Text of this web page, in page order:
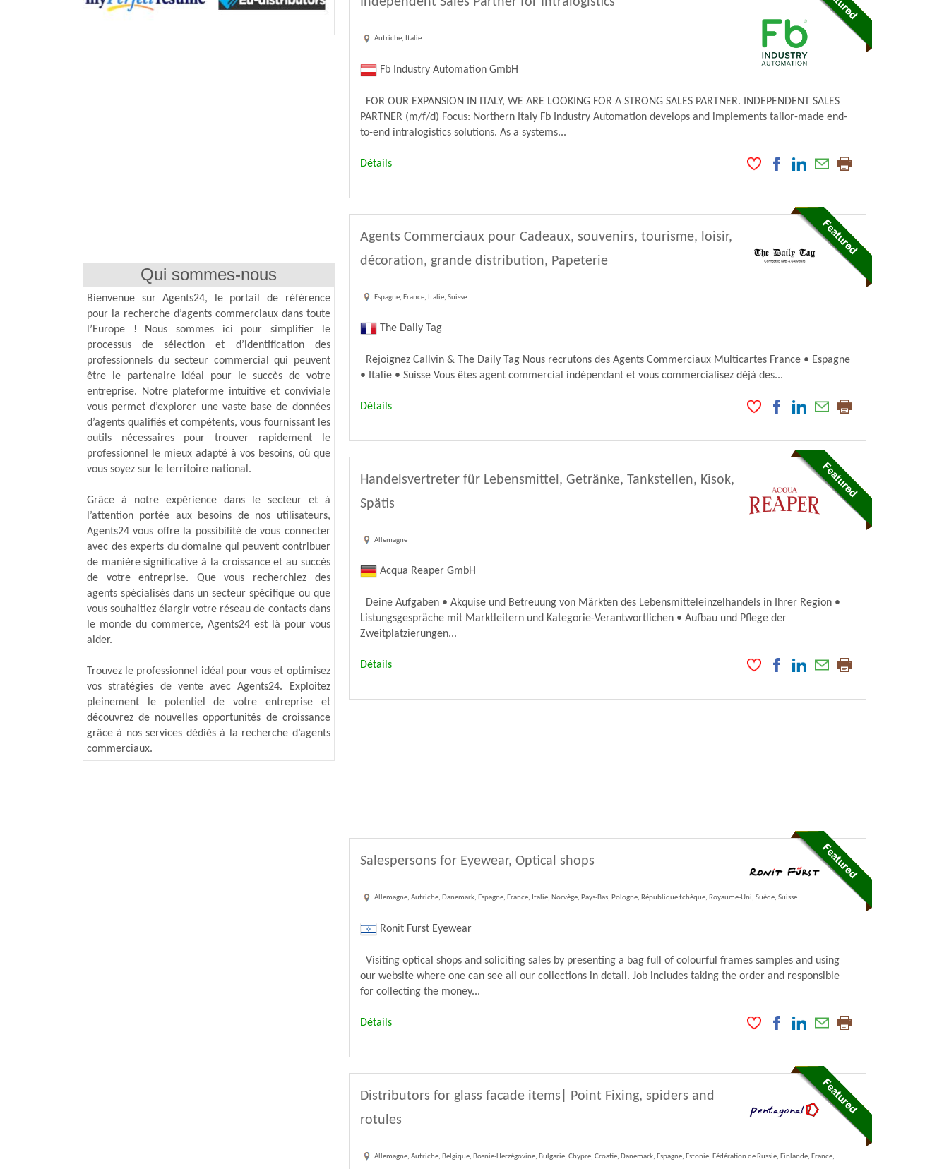
Autriche, Italie
Fb Industry Automation GmbH
FOR OUR EXPANSION IN ITALY, WE ARE LOOKING FOR A STRONG SALES PARTNER. INDEPENDENT SALES
PARTNER (m/f/d) Focus: Northern Italy Fb Industry Automation develops and implements tailor-made end-
to-end intralogistics solutions. As a systems...
Détails
Agents Commerciaux pour Cadeaux, souvenirs, tourisme, loisir,
décoration, grande distribution, Papeterie
Espagne, France, Italie, Suisse
The Daily Tag
Rejoignez Callvin & The Daily Tag Nous recrutons des Agents Commerciaux Multicartes France • Espagne
• Italie • Suisse Vous êtes agent commercial indépendant et vous commercialisez déjà des...
Détails
Handelsvertreter für Lebensmittel, Getränke, Tankstellen, Kisok,
Spätis
Allemagne
Acqua Reaper GmbH
Deine Aufgaben • Akquise und Betreuung von Märkten des Lebensmitteleinzelhandels in Ihrer Region •
Listungsgespräche mit Marktleitern und Kategorie-Verantwortlichen • Aufbau und Pflege der
Zweitplatzierungen...
Détails
Salespersons for Eyewear, Optical shops
Allemagne, Autriche, Danemark, Espagne, France, Italie, Norvège, Pays-Bas, Pologne, République tchèque, Royaume-Uni, Suède, Suisse
Ronit Furst Eyewear
Visiting optical shops and soliciting sales by presenting a bag full of colourful frames samples and using
our website where one can see all our collections in detail. Job includes taking the order and responsible
for collecting the money...
Détails
Distributors for glass facade items| Point Fixing, spiders and
rotules
Allemagne, Autriche, Belgique, Bosnie-Herzégovine, Bulgarie, Chypre, Croatie, Danemark, Espagne, Estonie, Fédération de Russie, Finlande, France,
Qui sommes-nous
Bienvenue sur Agents24, le portail de référence
pour la recherche d’agents commerciaux dans toute
l’Europe ! Nous sommes ici pour simplifier le
processus de sélection et d’identification des
professionnels du secteur commercial qui peuvent
être le partenaire idéal pour le succès de votre
entreprise. Notre plateforme intuitive et conviviale
vous permet d’explorer une vaste base de données
d’agents qualifiés et compétents, vous fournissant les
outils nécessaires pour trouver rapidement le
professionnel le mieux adapté à vos besoins, où que
vous soyez sur le territoire national.
Grâce à notre expérience dans le secteur et à
l’attention portée aux besoins de nos utilisateurs,
Agents24 vous offre la possibilité de vous connecter
avec des experts du domaine qui peuvent contribuer
de manière significative à la croissance et au succès
de votre entreprise. Que vous recherchiez des
agents spécialisés dans un secteur spécifique ou que
vous souhaitiez élargir votre réseau de contacts dans
le monde du commerce, Agents24 est là pour vous
aider.
Trouvez le professionnel idéal pour vous et optimisez
vos stratégies de vente avec Agents24. Exploitez
pleinement le potentiel de votre entreprise et
découvrez de nouvelles opportunités de croissance
grâce à nos services dédiés à la recherche d’agents
commerciaux.